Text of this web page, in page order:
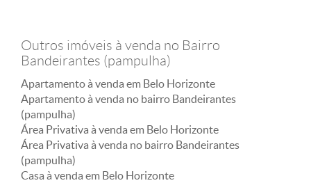
Outros imóveis à venda no Bairro
Bandeirantes (pampulha)
Apartamento à venda em Belo Horizonte
Apartamento à venda no bairro Bandeirantes
(pampulha)
Área Privativa à venda em Belo Horizonte
Área Privativa à venda no bairro Bandeirantes
(pampulha)
Casa à venda em Belo Horizonte